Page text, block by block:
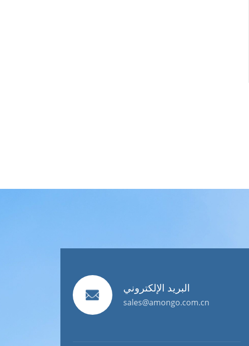
البريد الإلكتروني
sales@amongo.com.cn